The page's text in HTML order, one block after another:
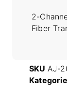
2-
Fiber
SKU AJ-